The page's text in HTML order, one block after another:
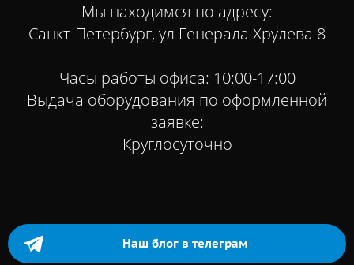
Мы находимся по адресу:
Санкт-Петербург, ул Генерала Хрулева 8
Часы работы офиса: 10:00-17:00
Выдача оборудования по оформленной
заявке:
Круглосуточно
Наш блог в телеграм